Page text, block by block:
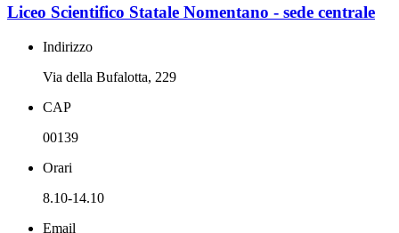
Liceo Scientifico Statale Nomentano - sede centrale
Indirizzo
Via della Bufalotta, 229
CAP
00139
Orari
8.10-14.10
Email